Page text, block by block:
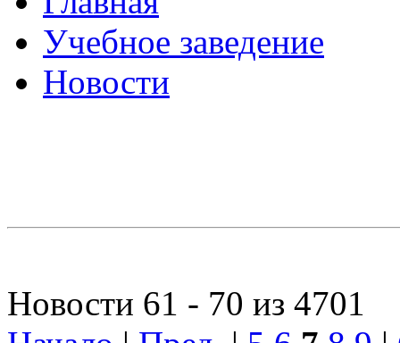
Учебное заведение
Новости
Новости 61 - 70 из 4701